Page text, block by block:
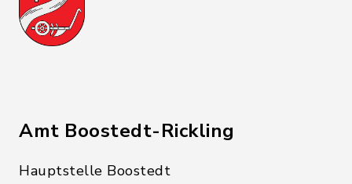
Amt Boostedt-Rickling
Hauptstelle Boostedt